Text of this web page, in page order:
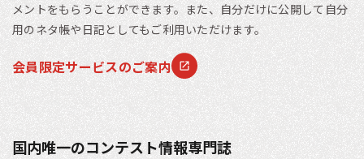
メントをもらうことができます。また、自分だけに公開して自分
用のネタ帳や日記としてもご利用いただけます。
会員限定サービスのご案内
国内唯一のコンテスト情報専門誌